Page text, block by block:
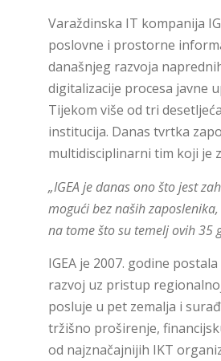
Varaždinska IT kompanija
poslovne i prostorne
današnjeg razvoja
digitalizacije procesa javne
Tijekom više od tri
institucija. Danas tvrtka
multidisciplinarni tim koji je
„IGEA je danas ono što jest
mogući bez naših
na tome što su temelj ovih 35
IGEA je 2007. godine
razvoj uz pristup
posluje u pet zemalja i
tržišno proširenje,
od najznačajnijih IKT